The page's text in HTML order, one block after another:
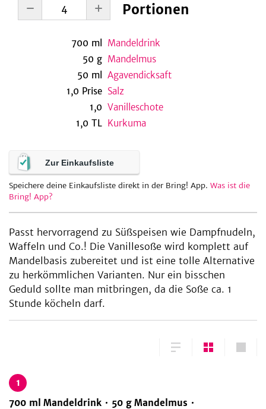
Portionen
700 ml
Mandeldrink
50 g Mandelmus
50 ml
Agavendicksaft
1,0 Prise Salz
1,0 Vanilleschote
1,0 TL Kurkuma
Zur Einkaufsliste
Speichere deine Einkaufsliste direkt in der Bring! App. Was ist die
Bring! App?
Passt hervorragend zu Süßspeisen wie Dampfnudeln,
Waffeln und Co.! Die Vanillesoße wird komplett auf
Mandelbasis zubereitet und ist eine tolle Alternative
zu herkömmlichen Varianten. Nur ein bisschen
Geduld sollte man mitbringen, da die Soße ca. 1
Stunde köcheln darf.
1
700 ml Mandeldrink 50 g Mandelmus